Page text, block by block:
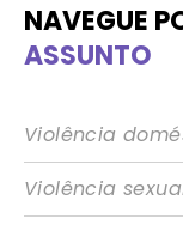
NAVEGUE
ASSUNTO
Violência
Violência